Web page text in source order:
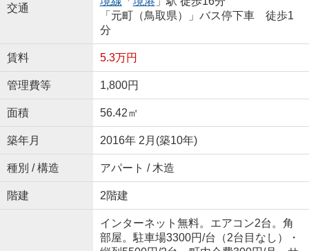
交通
「元町（鳥取県）」バス停下車 徒歩1
分
賃料 5.3万円
管理費等 1,800円
面積 56.42㎡
築年月 2016年 2月(築10年)
種別 / 構造 アパート / 木造
階建 2階建
インターネット無料。エアコン2台。角
部屋。駐車場3300円/台（2台目なし）・